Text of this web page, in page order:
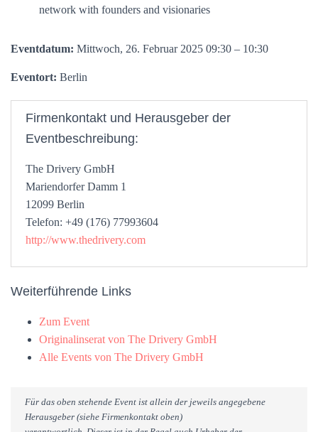
network with founders and visionaries
Eventdatum: Mittwoch, 26. Februar 2025 09:30 – 10:30
Eventort: Berlin
Firmenkontakt und Herausgeber der
Eventbeschreibung:
The Drivery GmbH
Mariendorfer Damm 1
12099 Berlin
Telefon: +49 (176) 77993604
http://www.thedrivery.com
Weiterführende Links
Zum Event
Originalinserat von The Drivery GmbH
Alle Events von The Drivery GmbH
Für das oben stehende Event ist allein der jeweils angegebene
Herausgeber (siehe Firmenkontakt oben)